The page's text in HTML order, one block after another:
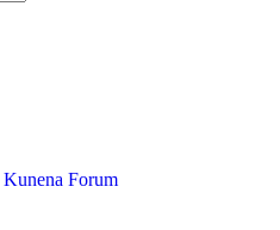
Kunena Forum